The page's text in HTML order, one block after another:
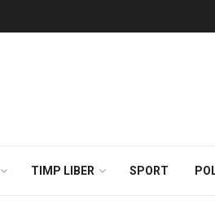
TIMP LIBER SPORT